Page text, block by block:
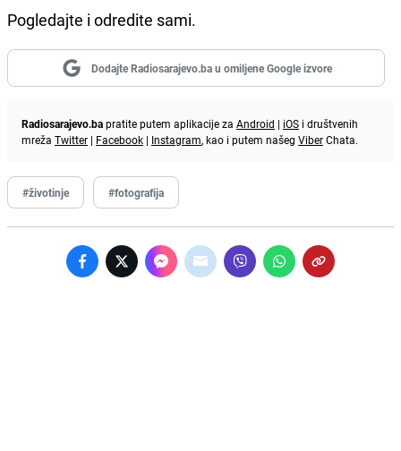
Pogledajte i odredite sami.
Dodajte Radiosarajevo.ba u omiljene Google izvore
Radiosarajevo.bapratite putem aplikacije za Android | iOS i društvenih
mreža Twitter | Facebook | Instagram, kao i putem našeg ViberChata.
#životinje #fotografija